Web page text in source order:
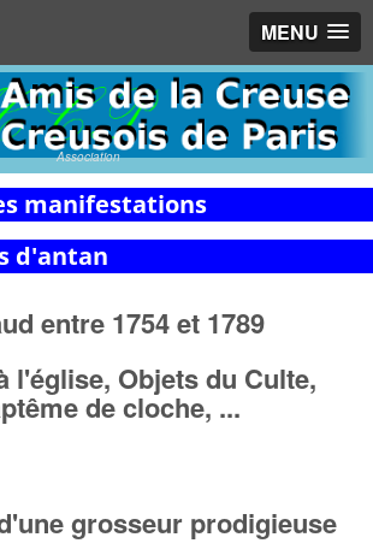
MENU
Association
manifestations
d'antan
entre 1754 et 1789
l'église, Objets du Culte,
de cloche, ...
grosseur prodigieuse